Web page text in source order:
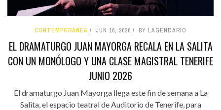
CONTEMPORÁNEA JUN 16, 2026 BY LAGENDARIO
EL DRAMATURGO JUAN MAYORGA RECALA EN LA SALITA
CON UN MONÓLOGO Y UNA CLASE MAGISTRAL TENERIFE
JUNIO 2026
El dramaturgo Juan Mayorga llega este fin de semana a La
Salita, el espacio teatral de Auditorio de Tenerife, para